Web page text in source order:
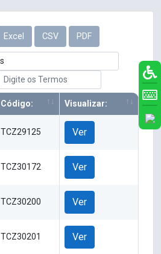
Excel CSV PDF
Código: Visualizar:
TCZ29125 Ver
TCZ30172 Ver
TCZ30200 Ver
TCZ30201 Ver